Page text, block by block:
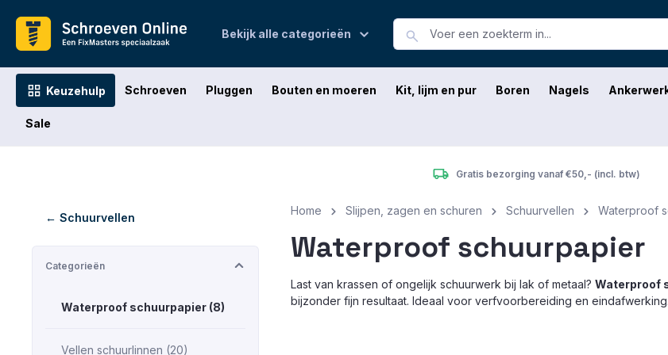
Bekijk alle categorieën
Keuzehulp Schroeven Pluggen Bouten en moeren Kit, lijm en pur Boren Nagels
Sale
Gratis bezorging vanaf €50,- (incl. btw)
← Schuurvellen
Categorieën
Waterproof schuurpapier (8)
Vellen schuurlinnen (20)
Home Slijpen, zagen en schuren Schuurvellen Waterproof
Waterproof schuurpapier
Last van krassen of ongelijk schuurwerk bij lak of metaal? Waterproof
bijzonder fijn resultaat. Ideaal voor verfvoorbereiding en eindafwerking.